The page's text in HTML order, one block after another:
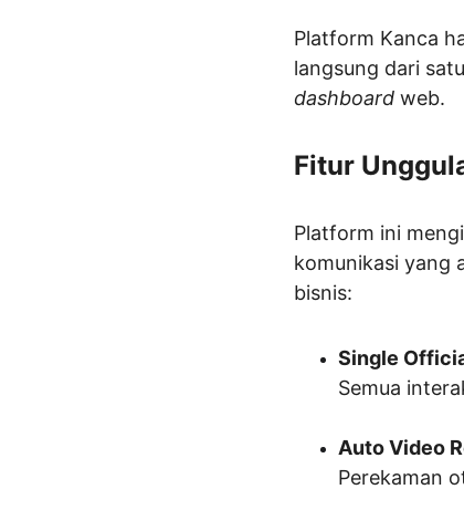
Platform Kanca
langsung dari
dashboard web.
Fitur
Platform ini
komunikasi yang
bisnis:
Single
Semua
Auto Video
Perekaman